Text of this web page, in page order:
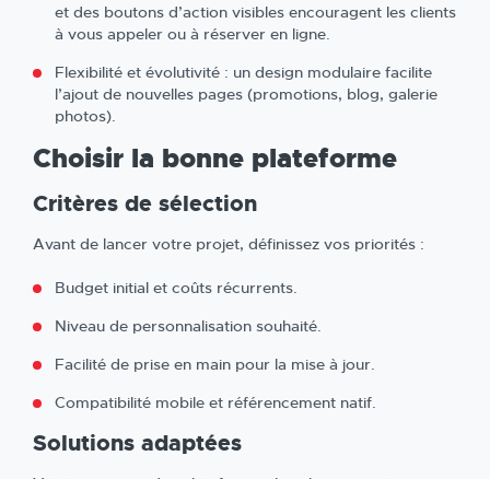
et des boutons d’action visibles encouragent les clients
à vous appeler ou à réserver en ligne.
Flexibilité et évolutivité : un design modulaire facilite
l’ajout de nouvelles pages (promotions, blog, galerie
photos).
Choisir la bonne plateforme
Critères de sélection
Avant de lancer votre projet, définissez vos priorités :
Budget initial et coûts récurrents.
Niveau de personnalisation souhaité.
Facilité de prise en main pour la mise à jour.
Compatibilité mobile et référencement natif.
Solutions adaptées